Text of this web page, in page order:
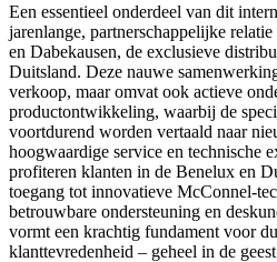
Een essentieel onderdeel van dit
jarenlange, partnerschappelijke
en Dabekausen, de exclusieve
Duitsland. Deze nauwe
verkoop, maar omvat ook actieve
productontwikkeling, waarbij de
voortdurend worden vertaald naar
hoogwaardige service en technische
profiteren klanten in de Benelux en
toegang tot innovatieve McConnel-
betrouwbare ondersteuning en
vormt een krachtig fundament voor
klanttevredenheid – geheel in de